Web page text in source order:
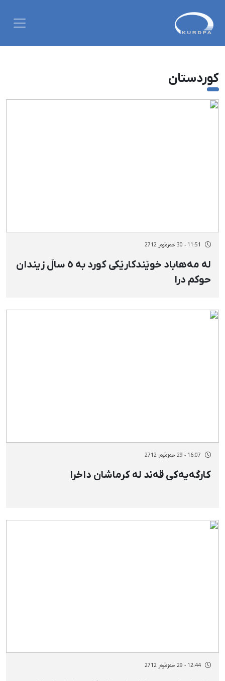
کوردستان
11:51 - 30 خەزەڵوەر 2712
لە مەهاباد خوێندکارێکی کورد بە ٥ ساڵ زیندان
حوکم درا
16:07 - 29 خەزەڵوەر 2712
كارگەیەكی قەند لە كرماشان داخرا
12:44 - 29 خەزەڵوەر 2712